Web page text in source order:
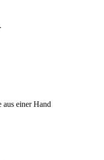
einer Hand